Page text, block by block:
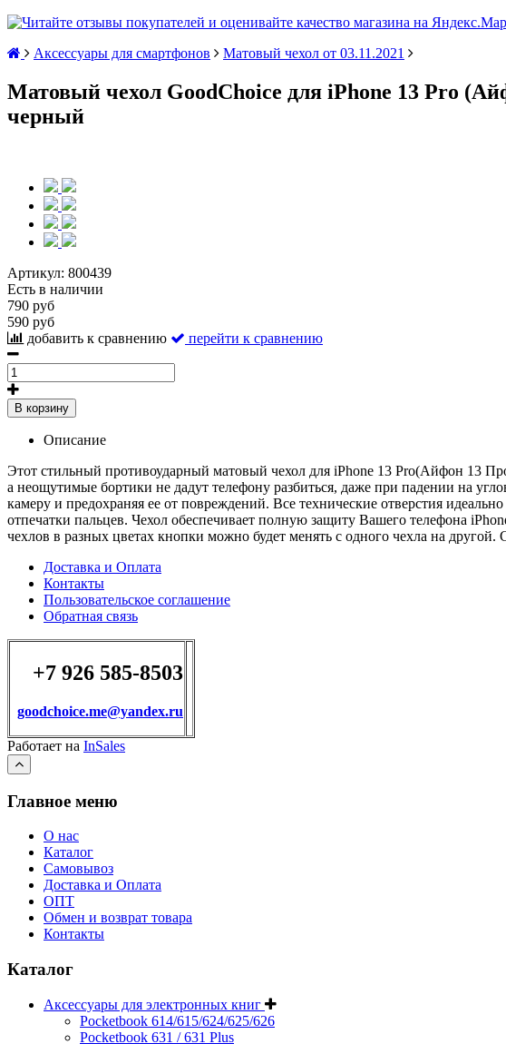
Аксессуары для смартфонов Матовый чехол от 03.11.2021
Матовый чехол GoodChoice для iPhone 13 Pro
черный
Артикул: 800439
Есть в наличии
790 руб
590 руб
добавить к сравнению
перейти к сравнению
В корзину
Описание
Этот стильный противоударный матовый чехол для iPhone 13 Pro(Айфон 13
а неощутимые бортики не дадут телефону разбиться, даже при падении на
камеру и предохраняя ее от повреждений. Все технические отверстия
отпечатки пальцев. Чехол обеспечивает полную защиту Вашего телефона
чехлов в разных цветах кнопки можно будет менять с одного чехла на другой.
Доставка и Оплата
Контакты
Пользовательское соглашение
Обратная связь
+7 926 585-8503
goodchoice.me@yandex.ru
Работает на InSales
Главное меню
О нас
Каталог
Самовывоз
Доставка и Оплата
ОПТ
Обмен и возврат товара
Контакты
Каталог
Аксессуары для электронных книг
Pocketbook 614/615/624/625/626
Pocketbook 631 / 631 Plus